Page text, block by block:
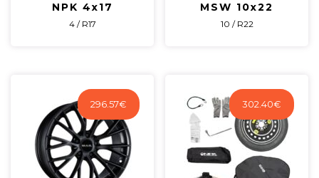
NPK 4x17
4 / R17
MSW 10x22
10 / R22
296.57€ 302.40€